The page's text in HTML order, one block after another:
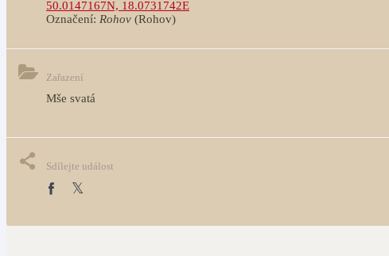
50.0147167N, 18.0731742E
Označení: Rohov (Rohov)
Zařazení
Mše svatá
Sdílejte událost